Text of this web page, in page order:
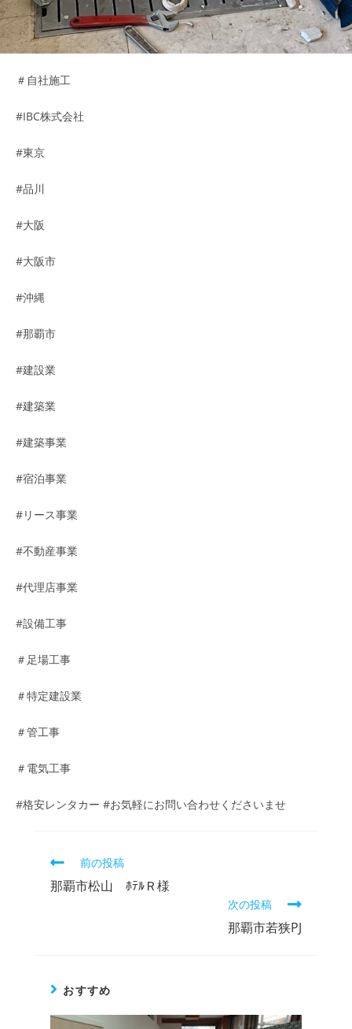
＃自社施工
#IBC株式会社
#東京
#品川
#大阪
#大阪市
#沖縄
#那覇市
#建設業
#建築業
#建築事業
#宿泊事業
#リース事業
#不動産事業
#代理店事業
#設備工事
＃足場工事
＃特定建設業
＃管工事
＃電気工事
#格安レンタカー #お気軽にお問い合わせくださいませ
前の投稿
那覇市松山 ﾎﾃﾙＲ様
次の投稿
那覇市若狭PJ
おすすめ